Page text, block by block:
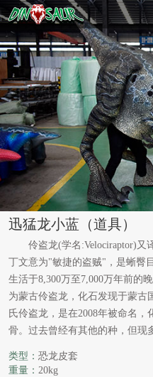
迅猛龙小蓝（道具）
伶盗龙(学名:Velociraptor)又
丁文意为"敏捷的盗贼"，是蜥臀
生活于8,300万至7,000万年前的
为蒙古伶盗龙，化石发现于蒙古
氏伶盗龙，是在2008年被命名
骨。过去曾经有其他的种，但现
类型： 恐龙皮套
重量： 20kg